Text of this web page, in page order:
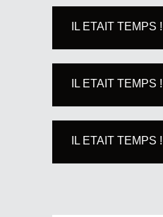
IL ETAIT TEMPS !
IL ETAIT TEMPS !
IL ETAIT TEMPS !